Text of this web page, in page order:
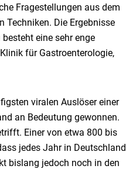
Fragestellungen aus dem
Die Ergebnisse
eine sehr enge
für Gastroenterologie,
viralen Auslöser einer
an Bedeutung gewonnen.
Einer von etwa 800 bis
jedes Jahr in Deutschland
bislang jedoch noch in den